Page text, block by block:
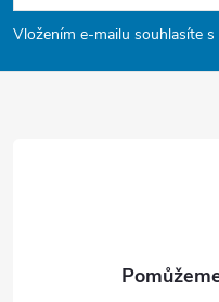
pVložením e-mailu souhlasíte s